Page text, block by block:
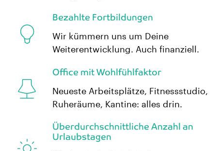
Bezahlte Fortbildungen
Wir kümmern uns um Deine
Weiterentwicklung. Auch finanziell.
Office mit Wohlfühlfaktor
Neueste Arbeitsplätze, Fitnessstudio,
Ruheräume, Kantine: alles drin.
Überdurchschnittliche Anzahl an
Urlaubstagen